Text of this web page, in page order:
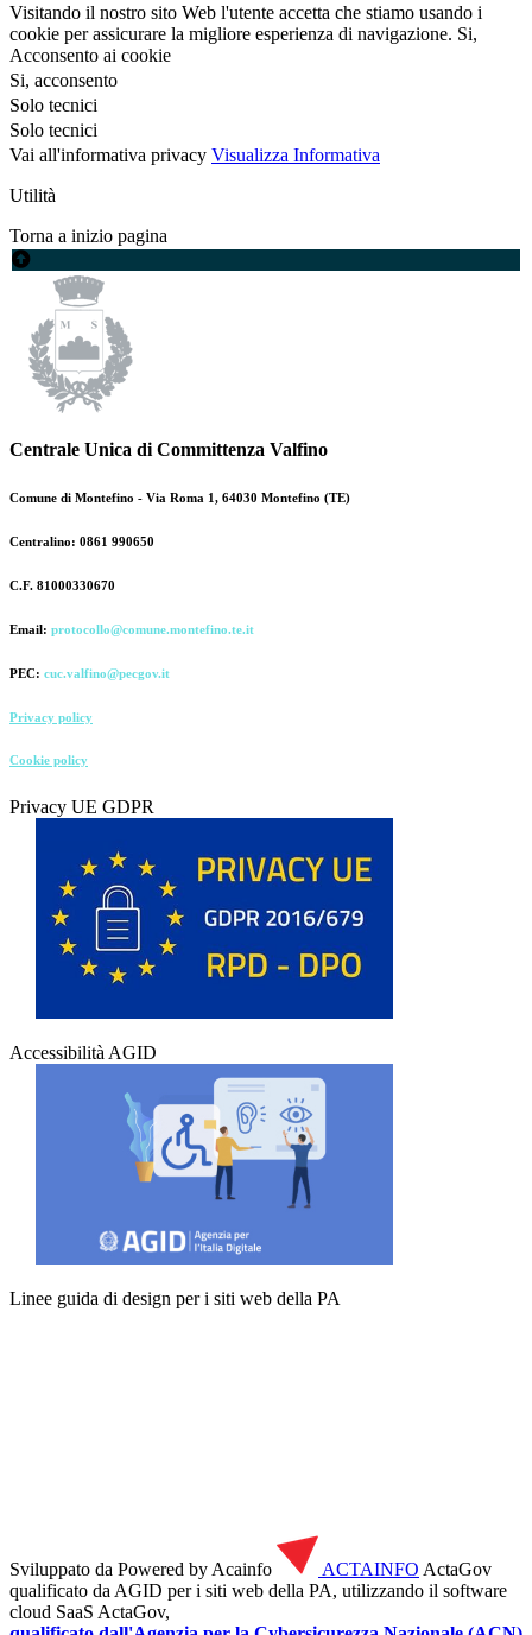
Visitando il nostro sito Web l'utente accetta che stiamo usando i
cookie per assicurare la migliore esperienza di navigazione. Si,
Acconsento ai cookie
Si, acconsento
Solo tecnici
Solo tecnici
Vai all'informativa privacy Visualizza Informativa
Utilità
Torna a inizio pagina
Centrale Unica di Committenza Valfino
Comune di Montefino - Via Roma 1, 64030 Montefino (TE)
Centralino: 0861 990650
C.F. 81000330670
Email: protocollo@comune.montefino.te.it
PEC: cuc.valfino@pecgov.it
Privacy policy
Cookie policy
Privacy UE GDPR
Accessibilità AGID
Linee guida di design per i siti web della PA
Sviluppato da Powered by Acainfo ACTAINFO ActaGov
qualificato da AGID per i siti web della PA, utilizzando il software
cloud SaaS ActaGov,